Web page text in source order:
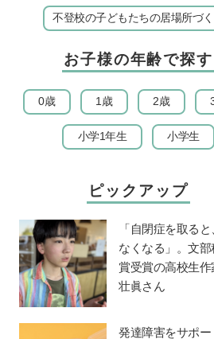
不登校の子どもたちの居場所づ
お子様の年齢で探す
0歳 1歳 2歳
小学1年生 小学生
ピックアップ
「自閉症を取る
なくなる」。文
賞受賞の高校生作
壮眞さん
発達障害をサポー